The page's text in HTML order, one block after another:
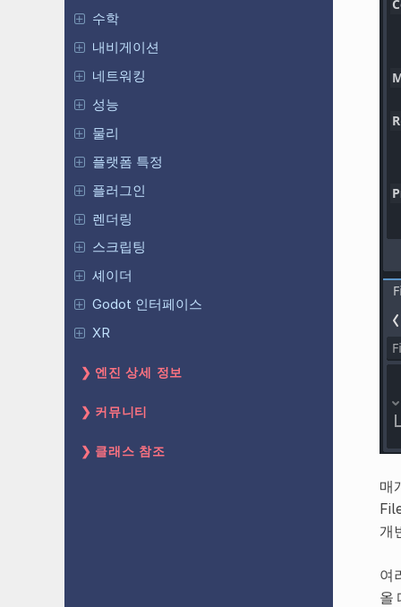
수학
내비게이션
네트워킹
성능
물리
플랫폼 특정
플러그인
렌더링
스크립팅
셰이더
Godot 인터페이스
XR
엔진 상세 정보
커뮤니티
클래스 참조
매
개
여
올